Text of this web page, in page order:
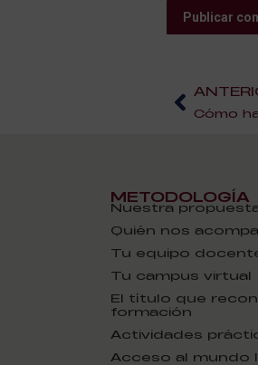
Publicar
Cómo
METODOLOGÍA
Nuestra
Quién nos
Tu equipo
Tu campus virtual
El título que
formación
Actividades
Acceso al mundo